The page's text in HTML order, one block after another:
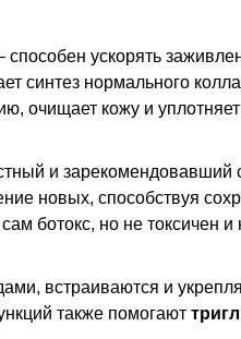
cпособен ускорять
синтез нормального
очищает кожу и
и зарекомендовавший
новых, способствуя
ботокс, но не токсичен и
встраиваются и
также помогают